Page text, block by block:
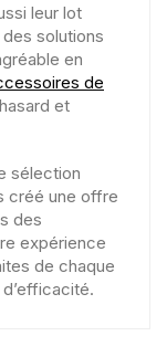
leur lot
solutions
en
de
et
sélection
créé une offre
des
expérience
de chaque